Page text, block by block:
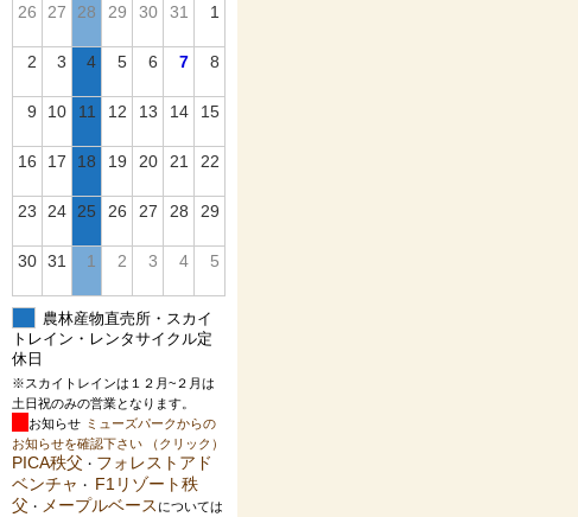
26 27 28 29 30 31 1
2 3 4 5 6 7 8
9 10 11 12 13 14 15
16 17 18 19 20 21 22
23 24 25 26 27 28 29
30 31 1 2 3 4 5
農林産物直売所・スカイ
トレイン・レンタサイクル定
休日
※スカイトレインは１２月~２月は
土日祝のみの営業となります。
お知らせ ミューズパークからの
お知らせを確認下さい （クリック）
PICA秩父 ・ フォレストアド
ベンチャ ・ F1リゾート秩
父 ・ メープルベース については